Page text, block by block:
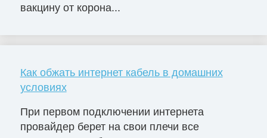
вакцину от корона...
Как обжать интернет кабель в домашних
условиях
При первом подключении интернета
провайдер берет на свои плечи все